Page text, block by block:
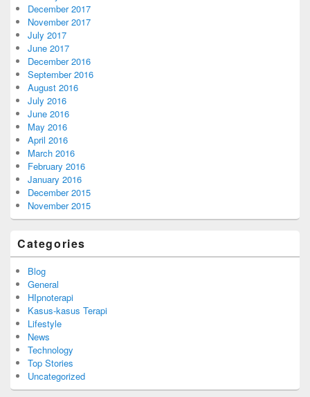
December 2017
November 2017
July 2017
June 2017
December 2016
September 2016
August 2016
July 2016
June 2016
May 2016
April 2016
March 2016
February 2016
January 2016
December 2015
November 2015
Categories
Blog
General
HIpnoterapi
Kasus-kasus Terapi
Lifestyle
News
Technology
Top Stories
Uncategorized